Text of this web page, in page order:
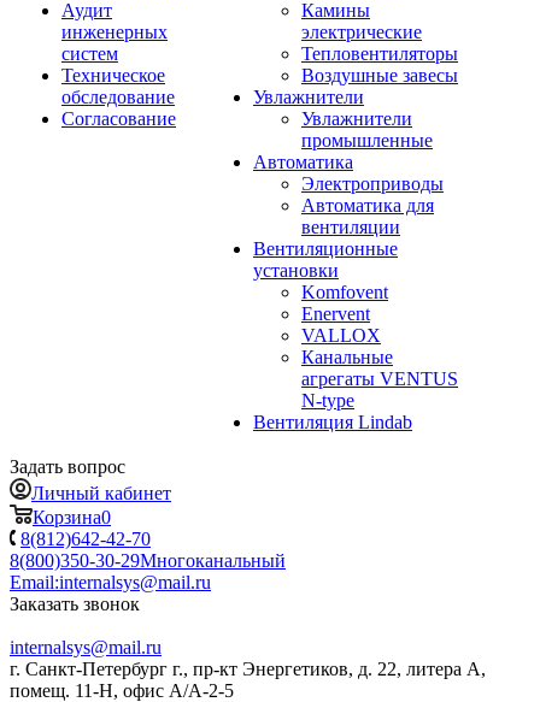
Аудит
инженерных
систем
Техническое
обследование
Согласование
Камины
электрические
Тепловентиляторы
Воздушные завесы
Увлажнители
Увлажнители
промышленные
Автоматика
Электроприводы
Автоматика для
вентиляции
Вентиляционные
установки
Komfovent
Enervent
VALLOX
Канальные
агрегаты VENTUS
N-type
Вентиляция Lindab
Задать вопрос
Личный кабинет
Корзина0
8(812)642-42-70
8(800)350-30-29Многоканальный
Email:internalsys@mail.ru
Заказать звонок
internalsys@mail.ru
г. Санкт-Петербург г., пр-кт Энергетиков, д. 22, литера А,
помещ. 11-Н, офис А/А-2-5